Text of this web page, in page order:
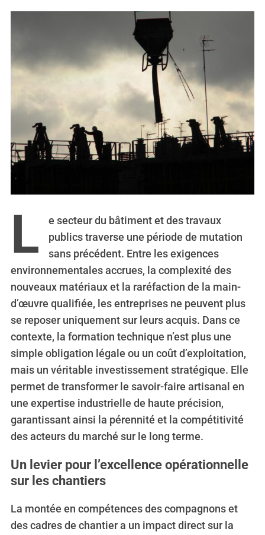
L
e secteur du bâtiment et des travaux
publics traverse une période de mutation
sans précédent. Entre les exigences
environnementales accrues, la complexité des
nouveaux matériaux et la raréfaction de la main-
d’œuvre qualifiée, les entreprises ne peuvent plus
se reposer uniquement sur leurs acquis. Dans ce
contexte, la formation technique n’est plus une
simple obligation légale ou un coût d’exploitation,
mais un véritable investissement stratégique. Elle
permet de transformer le savoir-faire artisanal en
une expertise industrielle de haute précision,
garantissant ainsi la pérennité et la compétitivité
des acteurs du marché sur le long terme.
Un levier pour l’excellence opérationnelle
sur les chantiers
La montée en compétences des compagnons et
des cadres de chantier a un impact direct sur la